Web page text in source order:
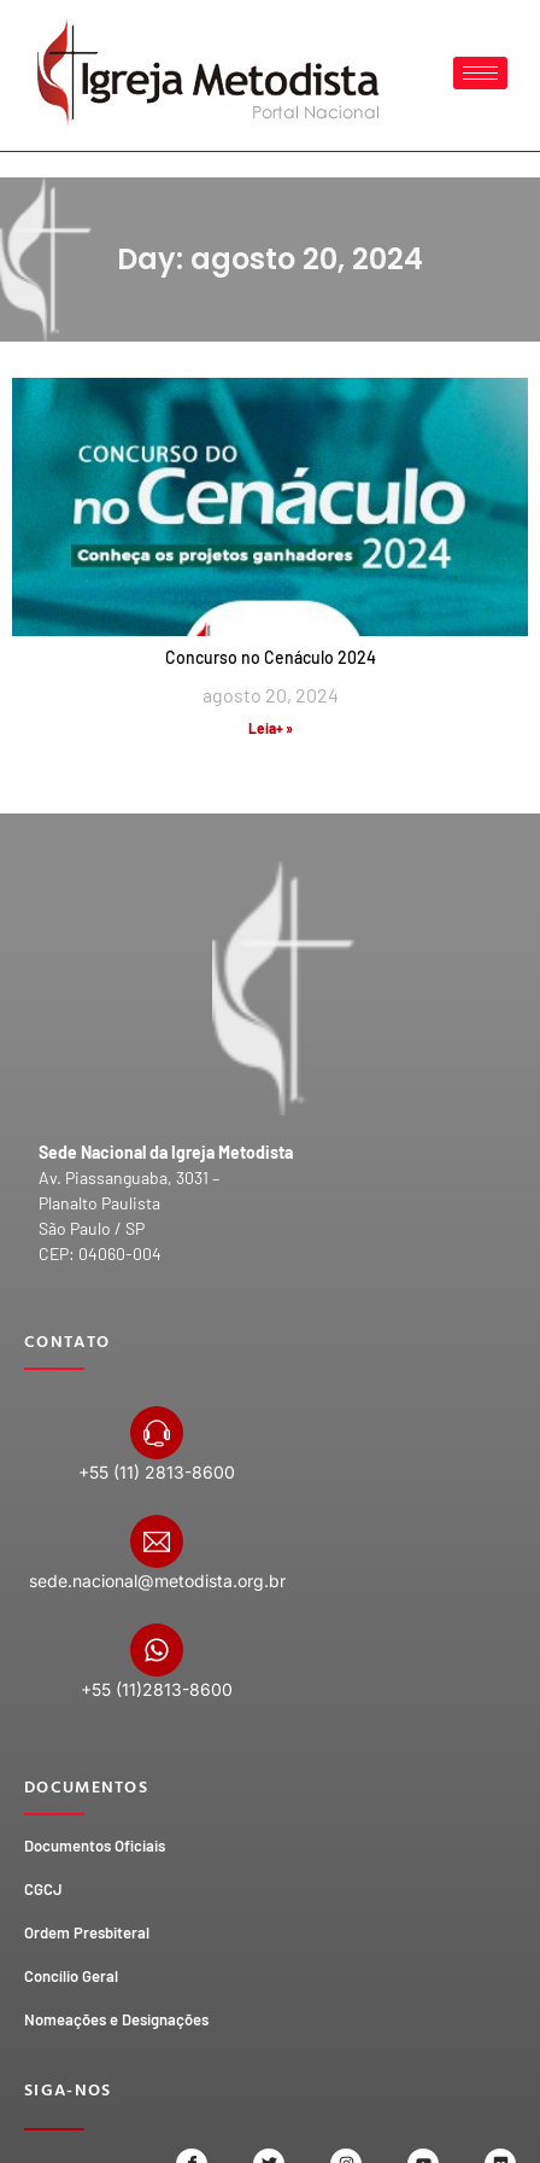
Day: agosto 20, 2024
Concurso no Cenáculo 2024
agosto 20, 2024
Leia+ »
Sede Nacional da Igreja Metodista
Av. Piassanguaba, 3031 –
Planalto Paulista
São Paulo / SP
CEP: 04060-004
CONTATO
+55 (11) 2813-8600
sede.nacional@metodista.org.br
+55 (11)2813-8600
DOCUMENTOS
Documentos Oficiais
CGCJ
Ordem Presbiteral
Concílio Geral
Nomeações e Designações
SIGA-NOS